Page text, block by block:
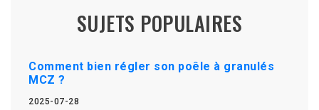
SUJETS POPULAIRES
Comment bien régler son poêle à granulés
MCZ ?
2025-07-28